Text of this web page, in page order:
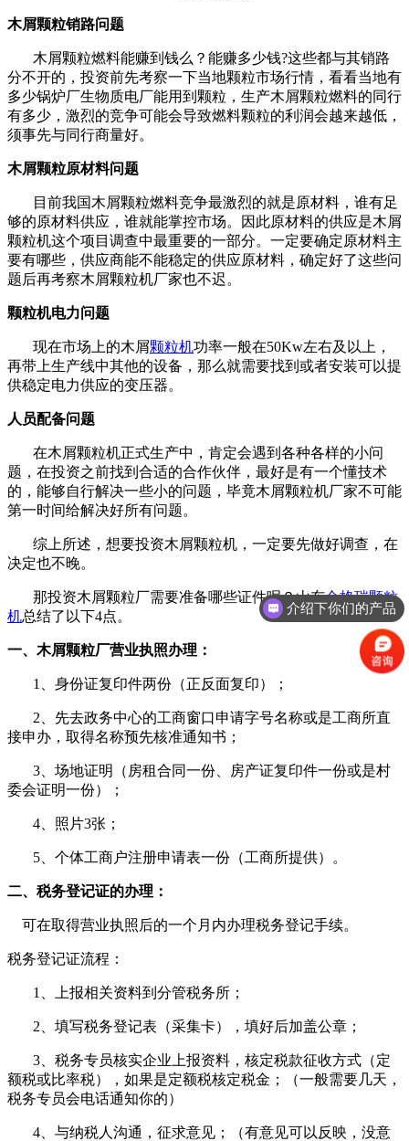
木屑颗粒销路问题
木屑颗粒燃料能赚到钱么？能赚多少钱?这些都与其销路
分不开的，投资前先考察一下当地颗粒市场行情，看看当地有
多少锅炉厂生物质电厂能用到颗粒，生产木屑颗粒燃料的同行
有多少，激烈的竞争可能会导致燃料颗粒的利润会越来越低，
须事先与同行商量好。
木屑颗粒原材料问题
目前我国木屑颗粒燃料竞争最激烈的就是原材料，谁有足
够的原材料供应，谁就能掌控市场。因此原材料的供应是木屑
颗粒机这个项目调查中最重要的一部分。一定要确定原材料主
要有哪些，供应商能不能稳定的供应原材料，确定好了这些问
题后再考察木屑颗粒机厂家也不迟。
颗粒机电力问题
现在市场上的木屑颗粒机功率一般在50Kw左右及以上，
再带上生产线中其他的设备，那么就需要找到或者安装可以提
供稳定电力供应的变压器。
人员配备问题
在木屑颗粒机正式生产中，肯定会遇到各种各样的小问
题，在投资之前找到合适的合作伙伴，最好是有一个懂技术
的，能够自行解决一些小的问题，毕竟木屑颗粒机厂家不可能
第一时间给解决好所有问题。
综上所述，想要投资木屑颗粒机，一定要先做好调查，在
决定也不晚。
那投资木屑颗粒厂需要准备哪些证件呢？山东金格瑞颗粒
机总结了以下4点。
一、木屑颗粒厂营业执照办理：
1 、身份证复印件两份（正反面复印）；
2 、先去政务中心的工商窗口申请字号名称或是工商所直
接申办，取得名称预先核准通知书；
3 、场地证明（房租合同一份、房产证复印件一份或是村
委会证明一份）；
4 、照片3张；
5 、个体工商户注册申请表一份（工商所提供）。
二、税务登记证的办理：
可在取得营业执照后的一个月内办理税务登记手续。
税务登记证流程：
1 、上报相关资料到分管税务所；
2 、填写税务登记表（采集卡），填好后加盖公章；
3 、税务专员核实企业上报资料，核定税款征收方式（定
额税或比率税），如果是定额税核定税金；（一般需要几天，
税务专员会电话通知你的）
4 、与纳税人沟通，征求意见；（有意见可以反映，没意
介绍下你们的产品